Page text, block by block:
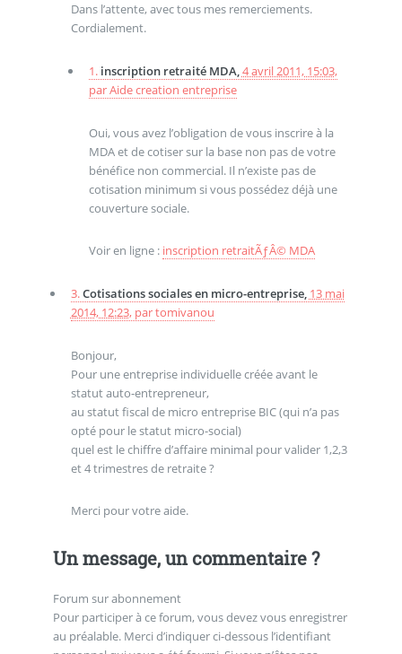
Dans l’attente, avec tous mes remerciements.
Cordialement.
1. inscription retraité MDA,4 avril 2011, 15:03,
parAide creation entreprise
Oui, vous avez l’obligation de vous inscrire à la
MDA et de cotiser sur la base non pas de votre
bénéfice non commercial. Il n’existe pas de
cotisation minimum si vous possédez déjà une
couverture sociale.
Voir en ligne : inscription retraitÃƒÂ© MDA
3.Cotisations sociales en micro-entreprise, 13 mai
2014, 12:23, partomivanou
Bonjour,
Pour une entreprise individuelle créée avant le
statut auto-entrepreneur,
au statut fiscal de micro entreprise BIC (qui n’a pas
opté pour le statut micro-social)
quel est le chiffre d’affaire minimal pour valider 1,2,3
et 4 trimestres de retraite ?
Merci pour votre aide.
Un message, un commentaire ?
Forum sur abonnement
Pour participer à ce forum, vous devez vous enregistrer
au préalable. Merci d’indiquer ci-dessous l’identifiant